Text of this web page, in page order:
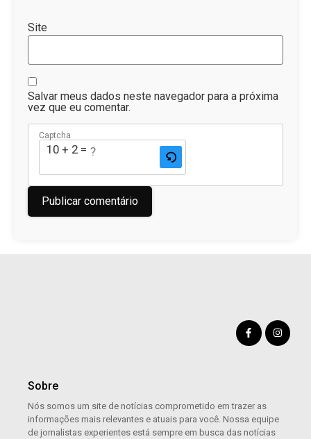
Site
Salvar meus dados neste navegador para a próxima
vez que eu comentar.
Captcha
10 + 2 = ?
Sobre
Nós somos um site de notícias comprometido em trazer as
informações mais relevantes e atuais para você. Nossa equipe
de jornalistas experientes está sempre em busca das notícias